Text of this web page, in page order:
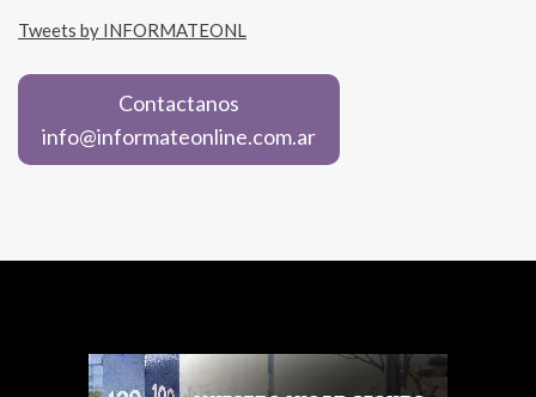
Tweets by INFORMATEONL
Contactanos
info@informateonline.com.ar